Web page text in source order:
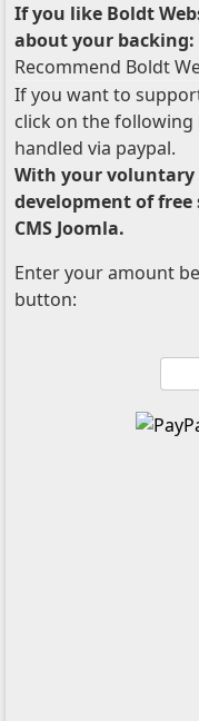
If you like Boldt
about your backing:
Recommend Boldt
If you want to
click on the
handled via paypal.
With your voluntary
development of
CMS Joomla.
Enter your amount
button: